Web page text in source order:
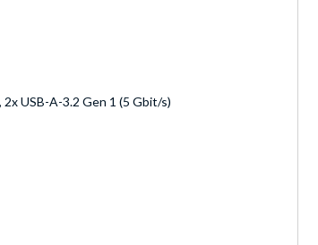
USB-A-3.2 Gen 1 (5 Gbit/s)